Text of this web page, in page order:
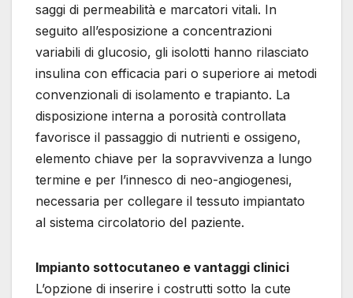
saggi di permeabilità e marcatori vitali. In
seguito all’esposizione a concentrazioni
variabili di glucosio, gli isolotti hanno rilasciato
insulina con efficacia pari o superiore ai metodi
convenzionali di isolamento e trapianto. La
disposizione interna a porosità controllata
favorisce il passaggio di nutrienti e ossigeno,
elemento chiave per la sopravvivenza a lungo
termine e per l’innesco di neo-angiogenesi,
necessaria per collegare il tessuto impiantato
al sistema circolatorio del paziente.
Impianto sottocutaneo e vantaggi clinici
L’opzione di inserire i costrutti sotto la cute